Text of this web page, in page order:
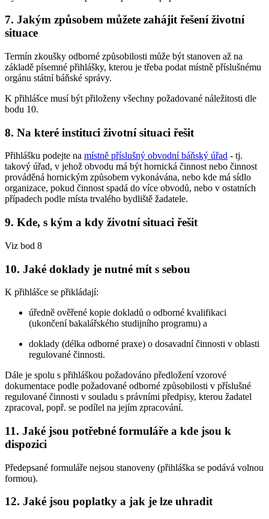
7. Jakým způsobem můžete zahájit řešení životní
situace
Termín zkoušky odborné způsobilosti může být stanoven až na
základě písemné přihlášky, kterou je třeba podat místně příslušnému
orgánu státní báňské správy.
K přihlášce musí být přiloženy všechny požadované náležitosti dle
bodu 10.
8. Na které instituci životní situaci řešit
Přihlášku podejte na místně příslušný obvodní báňský úřad - tj.
takový úřad, v jehož obvodu má být hornická činnost nebo činnost
prováděná hornickým způsobem vykonávána, nebo kde má sídlo
organizace, pokud činnost spadá do více obvodů, nebo v ostatních
případech podle místa trvalého bydliště žadatele.
9. Kde, s kým a kdy životní situaci řešit
Viz bod 8
10. Jaké doklady je nutné mít s sebou
K přihlášce se přikládají:
úředně ověřené kopie dokladů o odborné kvalifikaci
(ukončení bakalářského studijního programu) a
doklady (délka odborné praxe) o dosavadní činnosti v oblasti
regulované činnosti.
Dále je spolu s přihláškou požadováno předložení vzorové
dokumentace podle požadované odborné způsobilosti v příslušné
regulované činnosti v souladu s právními předpisy, kterou žadatel
zpracoval, popř. se podílel na jejím zpracování.
11. Jaké jsou potřebné formuláře a kde jsou k
dispozici
Předepsané formuláře nejsou stanoveny (přihláška se podává volnou
formou).
12. Jaké jsou poplatky a jak je lze uhradit